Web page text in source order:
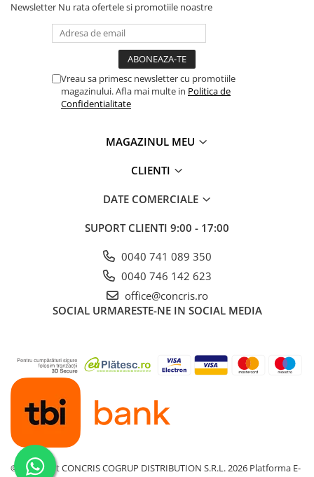
Newsletter Nu rata ofertele si promotiile noastre
Vreau sa primesc newsletter cu promotiile
magazinului. Afla mai multe in Politica de
Confidentialitate
MAGAZINUL MEU
CLIENTI
DATE COMERCIALE
SUPORT CLIENTI 9:00 - 17:00
0040 741 089 350
0040 746 142 623
office@concris.ro
SOCIAL URMARESTE-NE IN SOCIAL MEDIA
©Copyright CONCRIS COGRUP DISTRIBUTION S.R.L. 2026 Platforma E-